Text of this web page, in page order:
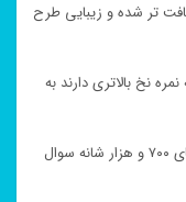
تر شده و زیبایی طرح
از نظر نمره نخ فرش های ۱۰۰۰ شانه نمره نخ بالاتری دارند به
اگر از خانم های خانه دار در مورد زیبایی فرش های ۷۰۰ و هزار شانه سوال